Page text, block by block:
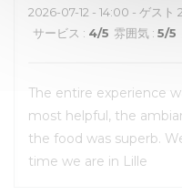
2026-07-12 - 14:00 - ゲスト 2
サービス : 4/5 雰囲気 : 5/5
The entire experience
most helpful, the
the food was superb.
time we are in Lille